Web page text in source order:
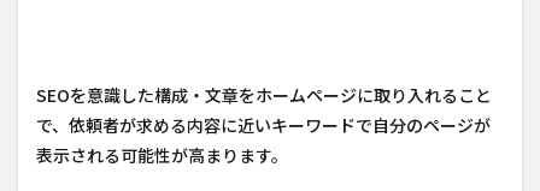
SEOを意識した構成・文章をホームページに取り入れること
で、依頼者が求める内容に近いキーワードで自分のページが
表示される可能性が高まります。